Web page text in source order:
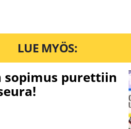
LUE MYÖS:
sopimus purettiin